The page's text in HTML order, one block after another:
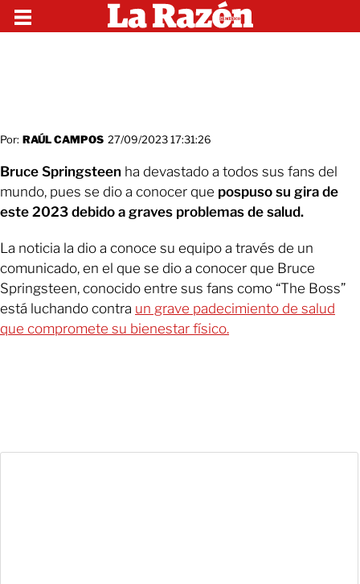
Por: RAÚL CAMPOS 27/09/2023 17:31:26
Bruce Springsteen ha devastado a todos sus fans del
mundo, pues se dio a conocer que pospuso su gira de
este 2023 debido a graves problemas de salud.
La noticia la dio a conoce su equipo a través de un
comunicado, en el que se dio a conocer que Bruce
Springsteen, conocido entre sus fans como “The Boss”
está luchando contra un grave padecimiento de salud
que compromete su bienestar físico.